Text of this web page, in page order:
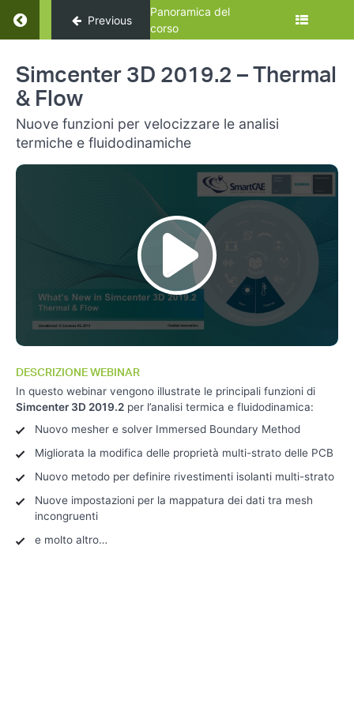
Previous
Panoramica del
corso
Femap
2019
Femap
2019
Femap
Simcenter
3D 2019.2
–
Engineering
Desktop
Simcenter
–
Structures
Simcenter
3D
2019.2 –
Thermal &
Simcenter 3D 2019.2 – Thermal
& Flow
Nuove funzioni per velocizzare le analisi
termiche e fluidodinamiche
DESCRIZIONE WEBINAR
In questo webinar vengono illustrate le principali funzioni di
Simcenter 3D 2019.2 per l’analisi termica e fluidodinamica:
Nuovo mesher e solver Immersed Boundary Method
Migliorata la modifica delle proprietà multi-strato delle PCB
Nuovo metodo per definire rivestimenti isolanti multi-strato
Nuove impostazioni per la mappatura dei dati tra mesh
incongruenti
e molto altro…